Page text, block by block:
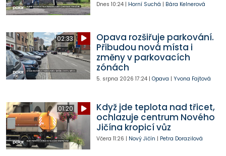
Dnes 10:24| Horní Suchá | Bára Kelnerová
02:33
Opava rozšiřuje parkování.
Přibudou nová místa i
změny v parkovacích
zónách
5. srpna 2026 17:24| Opava | Yvona Fajtová
01:20
Když jde teplota nad třicet,
ochlazuje centrum Nového
Jičína kropicí vůz
Včera 11:26 | Nový Jičín | Petra Dorazilová